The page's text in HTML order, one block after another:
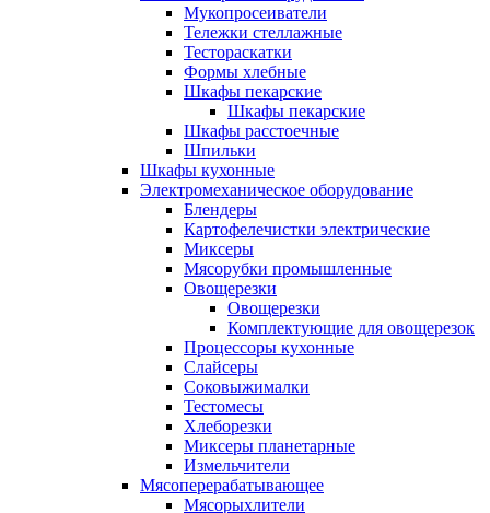
Мукопросеиватели
Тележки стеллажные
Тестораскатки
Формы хлебные
Шкафы пекарские
Шкафы пекарские
Шкафы расстоечные
Шпильки
Шкафы кухонные
Электромеханическое оборудование
Блендеры
Картофелечистки электрические
Миксеры
Мясорубки промышленные
Овощерезки
Овощерезки
Комплектующие для овощерезок
Процессоры кухонные
Слайсеры
Соковыжималки
Тестомесы
Хлеборезки
Миксеры планетарные
Измельчители
Мясоперерабатывающее
Мясорыхлители